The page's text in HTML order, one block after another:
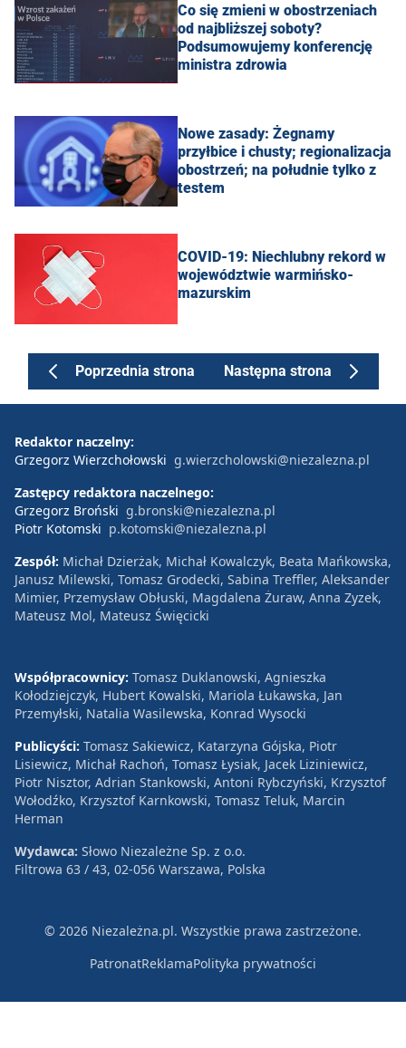
Co się zmieni w obostrzeniach
od najbliższej soboty?
Podsumowujemy konferencję
ministra zdrowia
Nowe zasady: Żegnamy
przyłbice i chusty; regionalizacja
obostrzeń; na południe tylko z
testem
COVID-19: Niechlubny rekord w
województwie warmińsko-
mazurskim
Poprzednia strona Następna strona
Redaktor naczelny:
Grzegorz Wierzchołowski g.wierzcholowski@niezalezna.pl
Zastępcy redaktora naczelnego:
Grzegorz Broński g.bronski@niezalezna.pl
Piotr Kotomski p.kotomski@niezalezna.pl
Zespół: Michał Dzierżak, Michał Kowalczyk, Beata Mańkowska,
Janusz Milewski, Tomasz Grodecki, Sabina Treffler, Aleksander
Mimier, Przemysław Obłuski, Magdalena Żuraw, Anna Zyzek,
Mateusz Mol, Mateusz Święcicki
Współpracownicy: Tomasz Duklanowski, Agnieszka
Kołodziejczyk, Hubert Kowalski, Mariola Łukawska, Jan
Przemyłski, Natalia Wasilewska, Konrad Wysocki
Publicyści: Tomasz Sakiewicz, Katarzyna Gójska, Piotr
Lisiewicz, Michał Rachoń, Tomasz Łysiak, Jacek Liziniewicz,
Piotr Nisztor, Adrian Stankowski, Antoni Rybczyński, Krzysztof
Wołodźko, Krzysztof Karnkowski, Tomasz Teluk, Marcin
Herman
Wydawca: Słowo Niezależne Sp. z o.o.
Filtrowa 63 / 43, 02-056 Warszawa, Polska
© 2026 Niezależna.pl. Wszystkie prawa zastrzeżone.
PatronatReklamaPolityka prywatności